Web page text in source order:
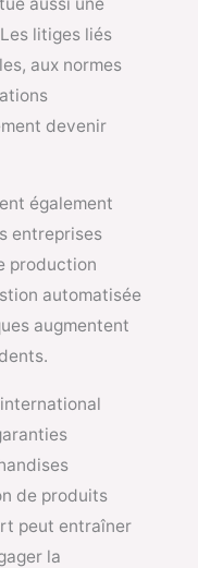
litiges liés
aux normes
devenir
également
entreprises
production
automatisée
augmentent
de produits
peut entraîner
la